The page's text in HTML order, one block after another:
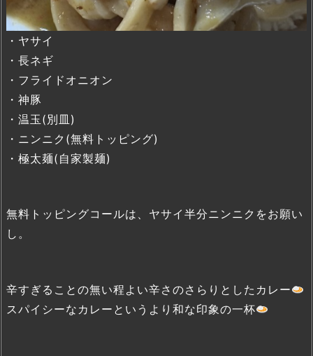
・ヤサイ
・長ネギ
・フライドオニオン
・神豚
・温玉(別皿)
・ニンニク(無料トッピング)
・極太麺(自家製麺)
無料トッピングコールは、ヤサイ半分ニンニクをお願い
し。
辛すぎることの無い程よい辛さのさらりとしたカレー
スパイシーなカレーというより和な印象の一杯